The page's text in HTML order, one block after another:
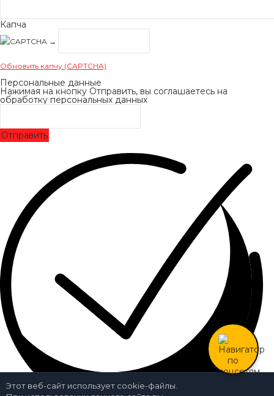
Этот веб-сайт использует cookie-файлы.
Капча
→
Обновить капчу (CAPTCHA)
Персональные данные
Нажимая на кнопку Отправить, вы соглашаетесь на
обработку персональных данных
Отправить